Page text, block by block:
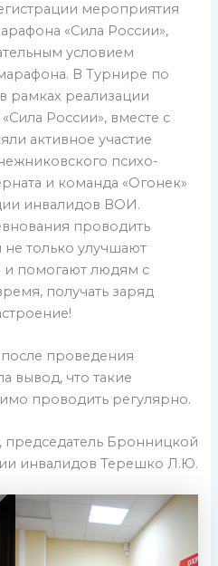
мероприятия
«Сила России»,
условием
В Турнире по
рамках реализации
России», вместе с
активное участие
психо-
и команда «Огонек»
инвалидов ВОИ.
проводить
только улучшают
и помогают людям с
получать заряд
проведения
вывод, что такие
проводить регулярно.
председатель Бронницкой
инвалидов Терешко Л.Ю.